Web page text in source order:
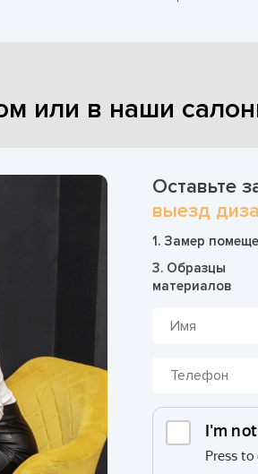
или в наши
Оставьте
выезд
1. Замер
3. Образцы
материалов